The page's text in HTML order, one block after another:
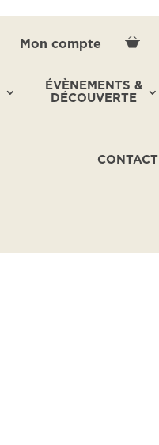
Mon compte
ÉVÈNEMENTS &
DÉCOUVERTE
CONTACT